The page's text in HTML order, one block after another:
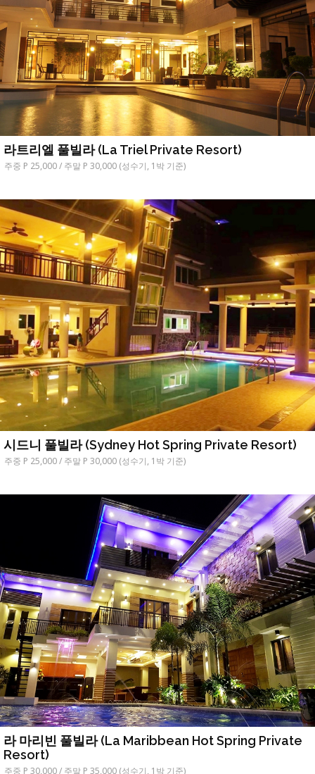
라트리엘 풀빌라 (La Triel Private Resort)
주중 P 25,000 / 주말 P 30,000 (성수기, 1박 기준)
시드니 풀빌라 (Sydney Hot Spring Private Resort)
주중 P 25,000 / 주말 P 30,000 (성수기, 1박 기준)
라 마리빈 풀빌라 (La Maribbean Hot Spring Private
Resort)
주중 P 30,000 / 주말 P 35,000 (성수기, 1박 기준)